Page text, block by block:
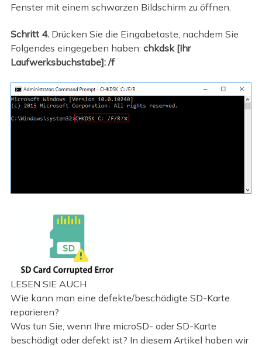
Fenster mit einem schwarzen Bildschirm zu öffnen.
Schritt 4.Drücken Sie die Eingabetaste, nachdem Sie
Folgendes eingegeben haben: chkdsk [Ihr
Laufwerksbuchstabe]: /f
LESEN SIE AUCH
Wie kann man eine defekte/beschädigte SD-Karte
reparieren?
Was tun Sie, wenn Ihre microSD- oder SD-Karte
beschädigt oder defekt ist? In diesem Artikel haben wir